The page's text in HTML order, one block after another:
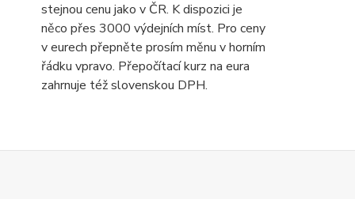
stejnou cenu jako v ČR. K dispozici je
něco přes 3000 výdejních míst. Pro ceny
v eurech přepněte prosím měnu v horním
řádku vpravo. Přepočítací kurz na eura
zahrnuje též slovenskou DPH.